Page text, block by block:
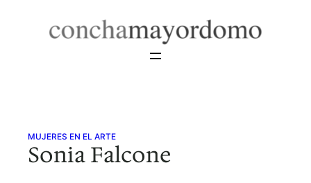
MUJERES EN EL ARTE
Sonia Falcone